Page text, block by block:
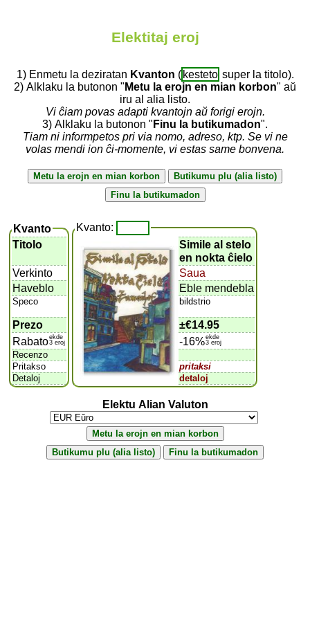
Elektitaj eroj
1) Enmetu la deziratan Kvanton ( kesteto super la titolo).
2) Alklaku la butonon " Metu la erojn en mian korbon" aŭ
iru al alia listo.
Vi ĉiam povas adapti kvantojn aŭ forigi erojn.
3) Alklaku la butonon " Finu la butikumadon".
Tiam ni informpetos pri via nomo, adreso, ktp. Se vi ne
volas mendi ion ĉi-momente, vi estas same bonvena.
Kvanto
Titolo
Verkinto
Haveblo
Speco
Prezo
Rabatoekde
3 eroj
Recenzo
Pritakso
Detaloj
Kvanto:
Simile al stelo
en nokta ĉielo
Saua
Eble mendebla
bildstrio
±€14.95
-16%ekde
3 eroj
pritaksi
detaloj
Elektu Alian Valuton